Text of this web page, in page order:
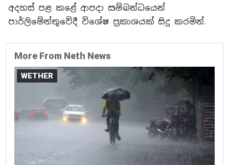
අදහස් පළ කළේ ආපදා සම්බන්ධයෙන්
පාර්ලිමේන්තුවේදී විශේෂ ප්‍රකාශයක් සිදු කරමින්.
More From Neth News
WETHER